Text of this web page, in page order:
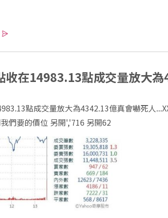
收在14983.13點成交量放大
點成交量放大為4342.13億真會嚇死人
們要的價位 另開','716 另開62